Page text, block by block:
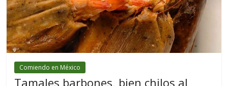
Comiendo en México
Tamales barbones, bien chilos al